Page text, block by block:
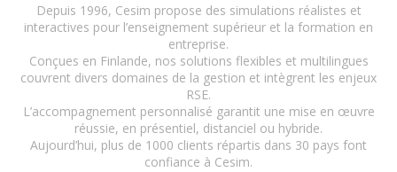
Depuis 1996, Cesim propose des simulations réalistes et
interactives pour l’enseignement supérieur et la formation en
entreprise.
Conçues en Finlande, nos solutions flexibles et multilingues
couvrent divers domaines de la gestion et intègrent les enjeux
RSE.
L’accompagnement personnalisé garantit une mise en œuvre
réussie, en présentiel, distanciel ou hybride.
Aujourd’hui, plus de 1000 clients répartis dans 30 pays font
confiance à Cesim.